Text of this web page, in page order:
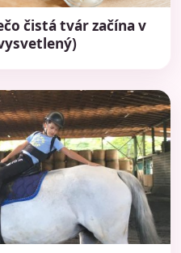
čistá tvár začína v